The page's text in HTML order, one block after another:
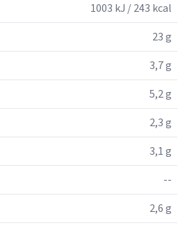
1003 kJ / 243 kcal
23 g
3,7 g
5,2 g
2,3 g
3,1 g
--
2,6 g